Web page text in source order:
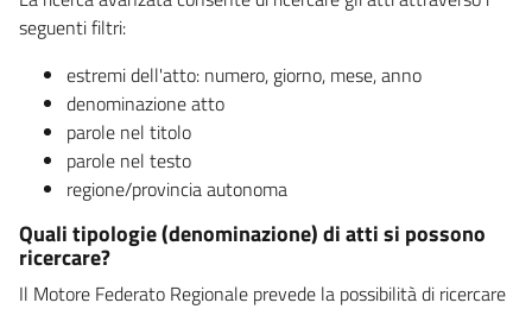
seguenti filtri:
estremi dell'atto: numero, giorno, mese, anno
denominazione atto
parole nel titolo
parole nel testo
regione/provincia autonoma
Quali tipologie (denominazione) di atti si possono
ricercare?
Il Motore Federato Regionale prevede la possibilità di ricercare